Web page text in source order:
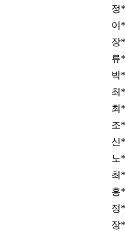
정
이
장
류
박
최
최
조
신
노
최
홍
정
장